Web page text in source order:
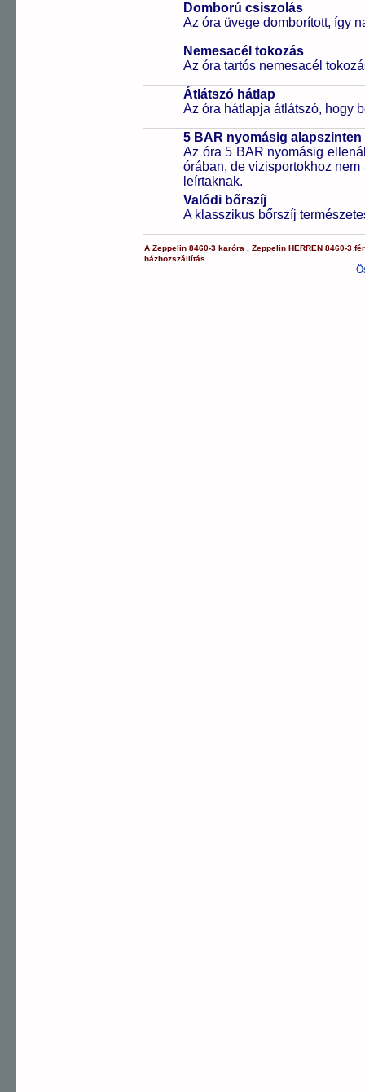
Domború csiszolás
Az óra üvege domborított, így
Nemesacél tokozás
Az óra tartós nemesacél
Átlátszó hátlap
Az óra hátlapja átlátszó, hogy
5 BAR nyomásig alapszinten
Az óra 5 BAR nyomásig
órában, de vizisportokhoz
leírtaknak.
Valódi bőrszíj
A klasszikus bőrszíj
AZeppelin 8460-3 karóra ,Zeppelin HERREN 8460-3
házhozszállítás